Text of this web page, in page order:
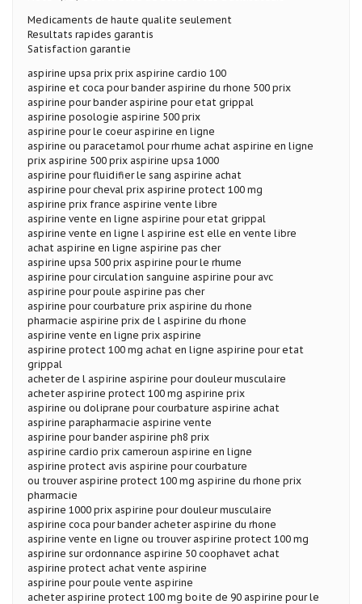
Medicaments de haute qualite seulement
Resultats rapides garantis
Satisfaction garantie
aspirine upsa prix prix aspirine cardio 100
aspirine et coca pour bander aspirine du rhone 500 prix
aspirine pour bander aspirine pour etat grippal
aspirine posologie aspirine 500 prix
aspirine pour le coeur aspirine en ligne
aspirine ou paracetamol pour rhume achat aspirine en ligne
prix aspirine 500 prix aspirine upsa 1000
aspirine pour fluidifier le sang aspirine achat
aspirine pour cheval prix aspirine protect 100 mg
aspirine prix france aspirine vente libre
aspirine vente en ligne aspirine pour etat grippal
aspirine vente en ligne l aspirine est elle en vente libre
achat aspirine en ligne aspirine pas cher
aspirine upsa 500 prix aspirine pour le rhume
aspirine pour circulation sanguine aspirine pour avc
aspirine pour poule aspirine pas cher
aspirine pour courbature prix aspirine du rhone
pharmacie aspirine prix de l aspirine du rhone
aspirine vente en ligne prix aspirine
aspirine protect 100 mg achat en ligne aspirine pour etat
grippal
acheter de l aspirine aspirine pour douleur musculaire
acheter aspirine protect 100 mg aspirine prix
aspirine ou doliprane pour courbature aspirine achat
aspirine parapharmacie aspirine vente
aspirine pour bander aspirine ph8 prix
aspirine cardio prix cameroun aspirine en ligne
aspirine protect avis aspirine pour courbature
ou trouver aspirine protect 100 mg aspirine du rhone prix
pharmacie
aspirine 1000 prix aspirine pour douleur musculaire
aspirine coca pour bander acheter aspirine du rhone
aspirine vente en ligne ou trouver aspirine protect 100 mg
aspirine sur ordonnance aspirine 50 coophavet achat
aspirine protect achat vente aspirine
aspirine pour poule vente aspirine
acheter aspirine protect 100 mg boite de 90 aspirine pour le